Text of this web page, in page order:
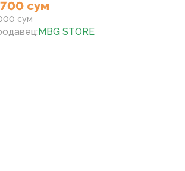
сум
сум
:MBG STORE